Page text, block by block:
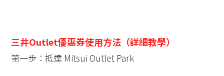
三井Outlet優惠券使用方法（詳細教學）
第一步：抵達 Mitsui Outlet Park